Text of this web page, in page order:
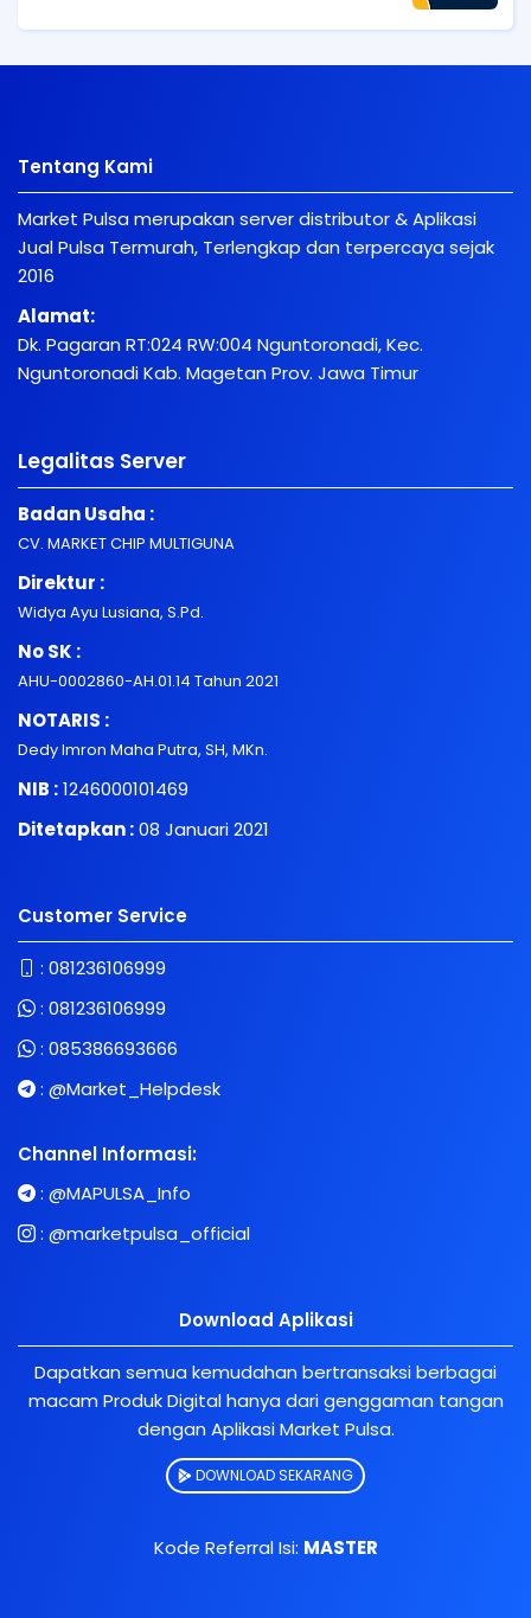
Tentang Kami
Market Pulsa merupakan server distributor & Aplikasi
Jual Pulsa Termurah, Terlengkap dan terpercaya sejak
2016
Alamat:
Dk. Pagaran RT:024 RW:004 Nguntoronadi, Kec.
Nguntoronadi Kab. Magetan Prov. Jawa Timur
Legalitas Server
Badan Usaha :
CV. MARKET CHIP MULTIGUNA
Direktur :
Widya Ayu Lusiana, S.Pd.
No SK :
AHU-0002860-AH.01.14 Tahun 2021
NOTARIS :
Dedy Imron Maha Putra, SH, MKn.
NIB :1246000101469
Ditetapkan :08 Januari 2021
Customer Service
: 081236106999
: 081236106999
: 085386693666
: @Market_Helpdesk
Channel Informasi:
: @MAPULSA_Info
: @marketpulsa_official
Download Aplikasi
Dapatkan semua kemudahan bertransaksi berbagai
macam Produk Digital hanya dari genggaman tangan
dengan Aplikasi Market Pulsa.
DOWNLOAD SEKARANG
Kode Referral Isi: MASTER